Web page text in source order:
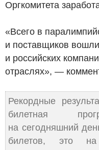
Оргкомитета
«Всего в
и поставщиков
и российских
отраслях», —
Рекордные
билетная
на сегодняшний
билетов, это